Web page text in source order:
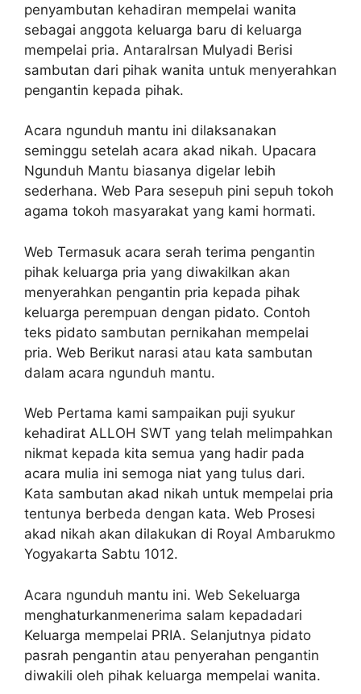
penyambutan kehadiran mempelai wanita
sebagai anggota keluarga baru di keluarga
mempelai pria. AntaraIrsan Mulyadi Berisi
sambutan dari pihak wanita untuk menyerahkan
pengantin kepada pihak.
Acara ngunduh mantu ini dilaksanakan
seminggu setelah acara akad nikah. Upacara
Ngunduh Mantu biasanya digelar lebih
sederhana. Web Para sesepuh pini sepuh tokoh
agama tokoh masyarakat yang kami hormati.
Web Termasuk acara serah terima pengantin
pihak keluarga pria yang diwakilkan akan
menyerahkan pengantin pria kepada pihak
keluarga perempuan dengan pidato. Contoh
teks pidato sambutan pernikahan mempelai
pria. Web Berikut narasi atau kata sambutan
dalam acara ngunduh mantu.
Web Pertama kami sampaikan puji syukur
kehadirat ALLOH SWT yang telah melimpahkan
nikmat kepada kita semua yang hadir pada
acara mulia ini semoga niat yang tulus dari.
Kata sambutan akad nikah untuk mempelai pria
tentunya berbeda dengan kata. Web Prosesi
akad nikah akan dilakukan di Royal Ambarukmo
Yogyakarta Sabtu 1012.
Acara ngunduh mantu ini. Web Sekeluarga
menghaturkanmenerima salam kepadadari
Keluarga mempelai PRIA. Selanjutnya pidato
pasrah pengantin atau penyerahan pengantin
diwakili oleh pihak keluarga mempelai wanita.